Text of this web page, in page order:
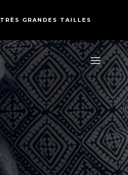
TRÈS GRANDES TAILLES